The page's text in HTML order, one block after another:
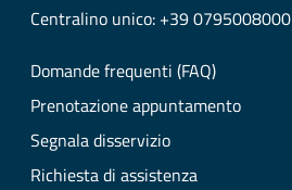
Centralino unico: +39 0795008000
Domande frequenti (FAQ)
Prenotazione appuntamento
Segnala disservizio
Richiesta di assistenza